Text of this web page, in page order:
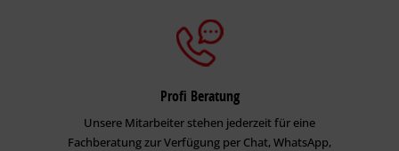
Profi Beratung
Unsere Mitarbeiter stehen jederzeit für eine
Fachberatung zur Verfügung per Chat, WhatsApp,